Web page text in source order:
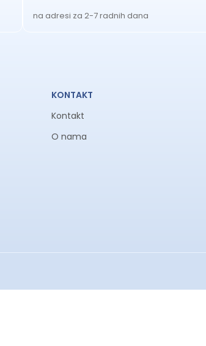
na adresi za 2-7 radnih dana
KONTAKT
Kontakt
O nama